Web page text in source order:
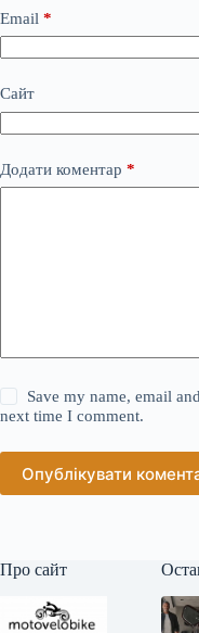
Email *
Сайт
Додати коментар *
Save my name, email
next time I comment.
Опублікувати
Про сайт